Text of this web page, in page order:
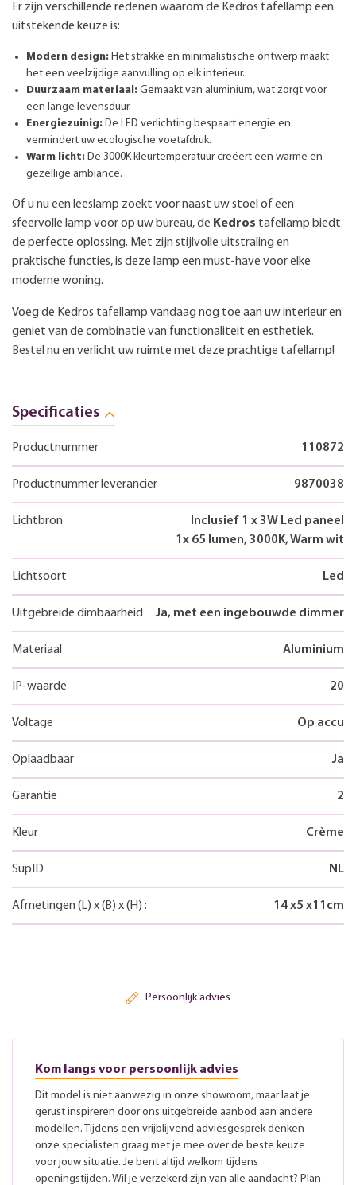
Er zijn verschillende redenen waarom de Kedros tafellamp een
uitstekende keuze is:
Modern design: Het strakke en minimalistische ontwerp maakt
het een veelzijdige aanvulling op elk interieur.
Duurzaam materiaal: Gemaakt van aluminium, wat zorgt voor
een lange levensduur.
Energiezuinig: De LED verlichting bespaart energie en
vermindert uw ecologische voetafdruk.
Warm licht: De 3000K kleurtemperatuur creëert een warme en
gezellige ambiance.
Of u nu een leeslamp zoekt voor naast uw stoel of een
sfeervolle lamp voor op uw bureau, de Kedros tafellamp biedt
de perfecte oplossing. Met zijn stijlvolle uitstraling en
praktische functies, is deze lamp een must-have voor elke
moderne woning.
Voeg de Kedros tafellamp vandaag nog toe aan uw interieur en
geniet van de combinatie van functionaliteit en esthetiek.
Bestel nu en verlicht uw ruimte met deze prachtige tafellamp!
Specificaties
Productnummer 110872
Productnummer leverancier 9870038
Lichtbron
Inclusief 1 x 3W Led paneel
1x 65 lumen, 3000K, Warm wit
Lichtsoort Led
Uitgebreide dimbaarheid Ja, met een ingebouwde dimmer
Materiaal Aluminium
IP-waarde 20
Voltage Op accu
Oplaadbaar Ja
Garantie 2
Kleur Crème
SupID NL
Afmetingen (L) x(B) x(H) : 14x5 x11 cm
Persoonlijk advies
Kom langs voor persoonlijk advies
Dit model is niet aanwezig in onze showroom, maar laat je
gerust inspireren door ons uitgebreide aanbod aan andere
modellen. Tijdens een vrijblijvend adviesgesprek denken
onze specialisten graag met je mee over de beste keuze
voor jouw situatie. Je bent altijd welkom tijdens
openingstijden. Wil je verzekerd zijn van alle aandacht? Plan